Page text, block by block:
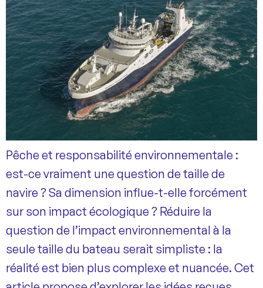
Pêche et responsabilité environnementale :
est-ce vraiment une question de taille de
navire ? Sa dimension influe-t-elle forcément
sur son impact écologique ? Réduire la
question de l’impact environnemental à la
seule taille du bateau serait simpliste : la
réalité est bien plus complexe et nuancée. Cet